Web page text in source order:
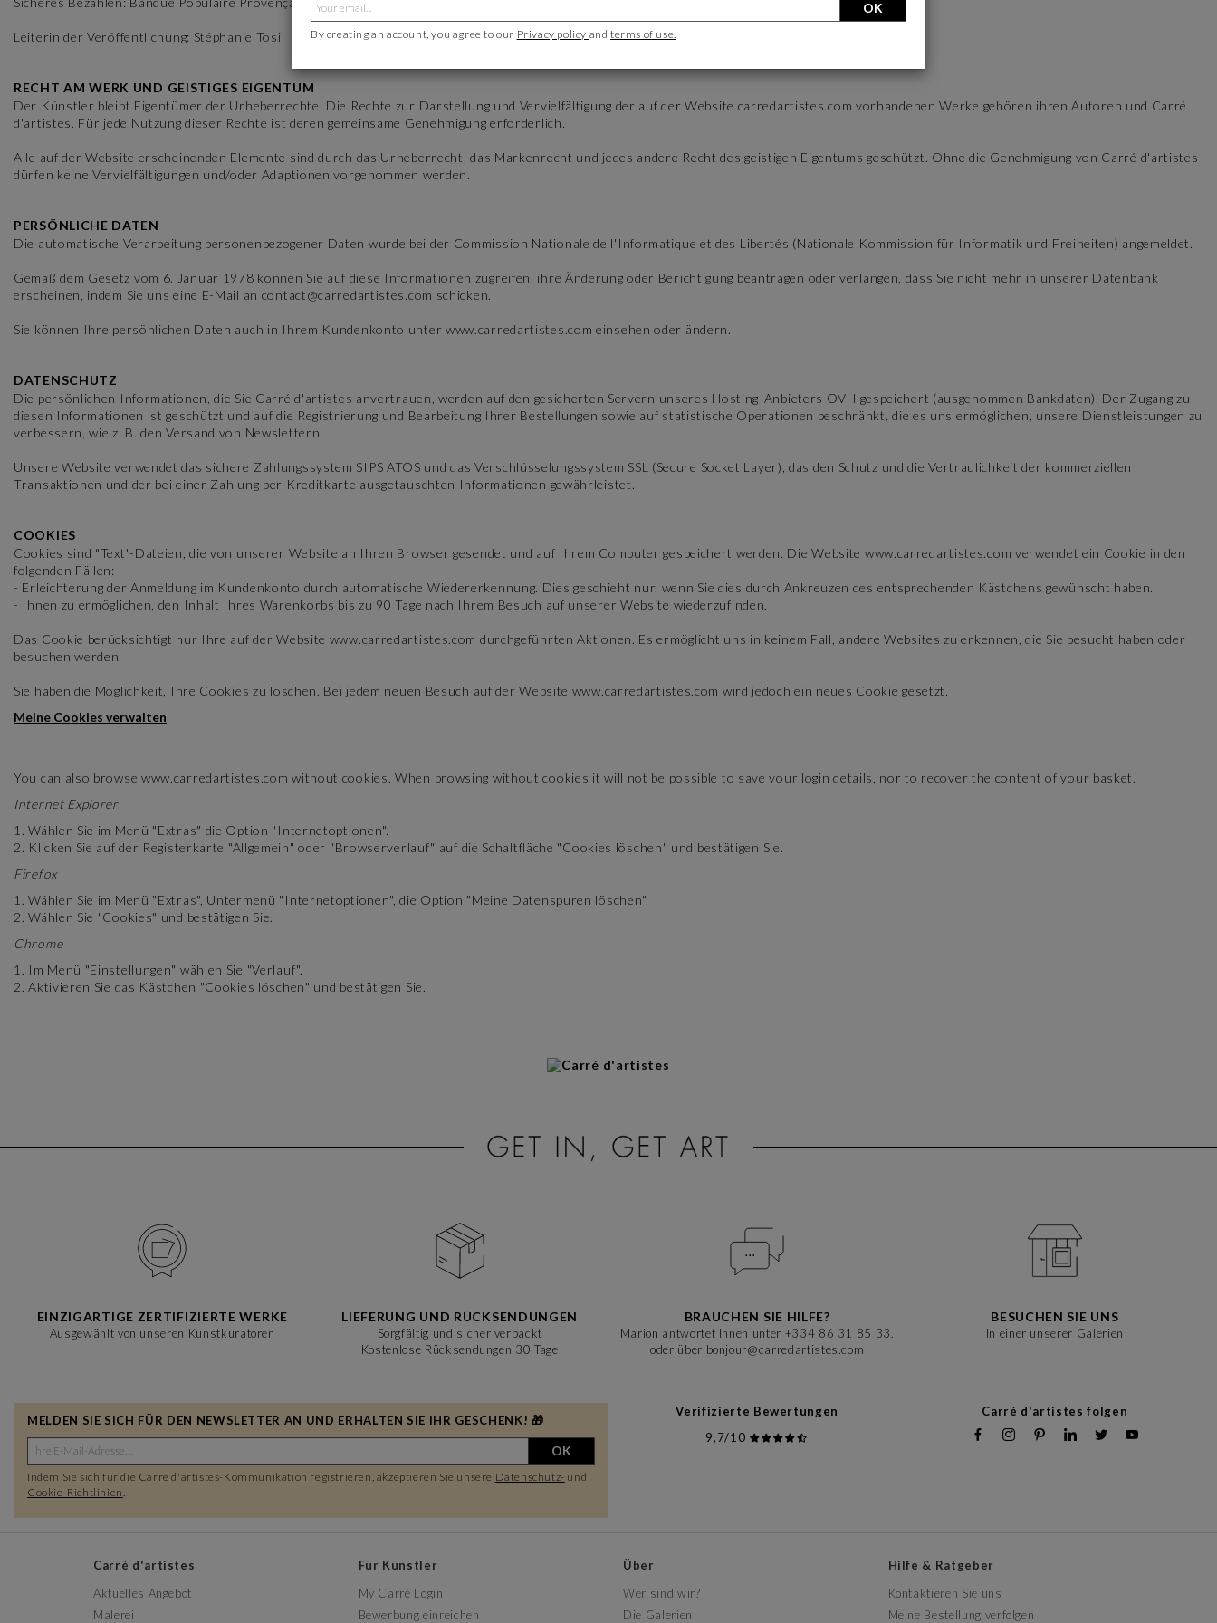
Leiterin der Veröffentlichung: Stéphanie Tosi
RECHT AM WERK UND GEISTIGES EIGENTUM
Der Künstler bleibt Eigentümer der Urheberrechte. Die Rechte zur Darstellung und Vervielfältigung der auf der Website carredartistes.com vorhandenen Werke gehören ihren Autoren und Carré
d'artistes. Für jede Nutzung dieser Rechte ist deren gemeinsame Genehmigung erforderlich.
Alle auf der Website erscheinenden Elemente sind durch das Urheberrecht, das Markenrecht und jedes andere Recht des geistigen Eigentums geschützt. Ohne die Genehmigung von Carré d'artistes
dürfen keine Vervielfältigungen und/oder Adaptionen vorgenommen werden.
PERSÖNLICHE DATEN
Die automatische Verarbeitung personenbezogener Daten wurde bei der Commission Nationale de l'Informatique et des Libertés (Nationale Kommission für Informatik und Freiheiten) angemeldet.
Gemäß dem Gesetz vom 6. Januar 1978 können Sie auf diese Informationen zugreifen, ihre Änderung oder Berichtigung beantragen oder verlangen, dass Sie nicht mehr in unserer Datenbank
erscheinen, indem Sie uns eine E-Mail an contact@carredartistes.com schicken.
Sie können Ihre persönlichen Daten auch in Ihrem Kundenkonto unter www.carredartistes.com einsehen oder ändern.
DATENSCHUTZ
Die persönlichen Informationen, die Sie Carré d'artistes anvertrauen, werden auf den gesicherten Servern unseres Hosting-Anbieters OVH gespeichert (ausgenommen Bankdaten). Der Zugang zu
diesen Informationen ist geschützt und auf die Registrierung und Bearbeitung Ihrer Bestellungen sowie auf statistische Operationen beschränkt, die es uns ermöglichen, unsere Dienstleistungen zu
verbessern, wie z. B. den Versand von Newslettern.
Unsere Website verwendet das sichere Zahlungssystem SIPS ATOS und das Verschlüsselungssystem SSL (Secure Socket Layer), das den Schutz und die Vertraulichkeit der kommerziellen
Transaktionen und der bei einer Zahlung per Kreditkarte ausgetauschten Informationen gewährleistet.
COOKIES
Cookies sind "Text"-Dateien, die von unserer Website an Ihren Browser gesendet und auf Ihrem Computer gespeichert werden. Die Website www.carredartistes.com verwendet ein Cookie in den
folgenden Fällen:
- Erleichterung der Anmeldung im Kundenkonto durch automatische Wiedererkennung. Dies geschieht nur, wenn Sie dies durch Ankreuzen des entsprechenden Kästchens gewünscht haben.
- Ihnen zu ermöglichen, den Inhalt Ihres Warenkorbs bis zu 90 Tage nach Ihrem Besuch auf unserer Website wiederzufinden.
Das Cookie berücksichtigt nur Ihre auf der Website www.carredartistes.com durchgeführten Aktionen. Es ermöglicht uns in keinem Fall, andere Websites zu erkennen, die Sie besucht haben oder
besuchen werden.
Sie haben die Möglichkeit, Ihre Cookies zu löschen. Bei jedem neuen Besuch auf der Website www.carredartistes.com wird jedoch ein neues Cookie gesetzt.
Meine Cookies verwalten​​​​​​​
You can also browse www.carredartistes.com without cookies. When browsing without cookies it will not be possible to save your login details, nor to recover the content of your basket.
Internet Explorer
1. Wählen Sie im Menü "Extras" die Option "Internetoptionen".
2. Klicken Sie auf der Registerkarte "Allgemein" oder "Browserverlauf" auf die Schaltfläche "Cookies löschen" und bestätigen Sie.
Firefox
1. Wählen Sie im Menü "Extras", Untermenü "Internetoptionen", die Option "Meine Datenspuren löschen".
2. Wählen Sie "Cookies" und bestätigen Sie.
Chrome
1. Im Menü "Einstellungen" wählen Sie "Verlauf".
2. Aktivieren Sie das Kästchen "Cookies löschen" und bestätigen Sie.
EINZIGARTIGE ZERTIFIZIERTE WERKE
Ausgewählt von unseren Kunstkuratoren
LIEFERUNG UND RÜCKSENDUNGEN
Sorgfältig und sicher verpackt
Kostenlose Rücksendungen 30 Tage
BRAUCHEN SIE HILFE?
Marion antwortet Ihnen unter +334 86 31 85 33.
oder über bonjour@carredartistes.com
BESUCHEN SIE UNS
In einer unserer Galerien
MELDEN SIE SICH FÜR DEN NEWSLETTER AN UND ERHALTEN SIE IHR GESCHENK! 🎁
OK
Indem Sie sich für die Carré d'artistes-Kommunikation registrieren, akzeptieren Sie unsere Datenschutz- und
Cookie-Richtlinien
Verifizierte Bewertungen
9,7/10
Carré d'artistes folgen
Carré d'artistes
Aktuelles Angebot
Malerei
Für Künstler
My Carré Login
Bewerbung einreichen
Über
Wer sind wir?
Die Galerien
Hilfe & Ratgeber
Kontaktieren Sie uns
Meine Bestellung verfolgen
OK
By creating an account, you agree to our Privacy policy andterms of use.